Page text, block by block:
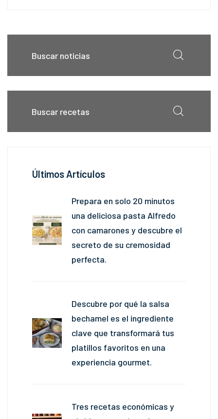
Últimos Artículos
Prepara en solo 20 minutos
una deliciosa pasta Alfredo
con camarones y descubre el
secreto de su cremosidad
perfecta.
Descubre por qué la salsa
bechamel es el ingrediente
clave que transformará tus
platillos favoritos en una
experiencia gourmet.
Tres recetas económicas y